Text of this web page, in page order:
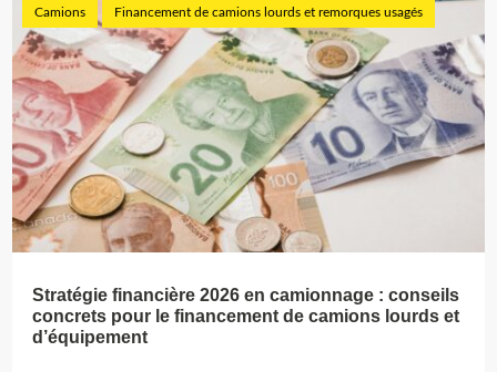
Camions Financement de camions lourds et remorques usagés
Stratégie financière 2026 en camionnage : conseils
concrets pour le financement de camions lourds et
d’équipement